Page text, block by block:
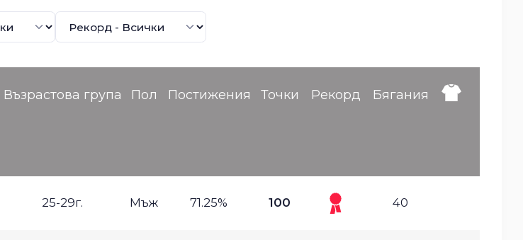
Възрастова група Пол Постижения Точки Рекорд Бягания
25-29г. Мъж 71.25% 100 40